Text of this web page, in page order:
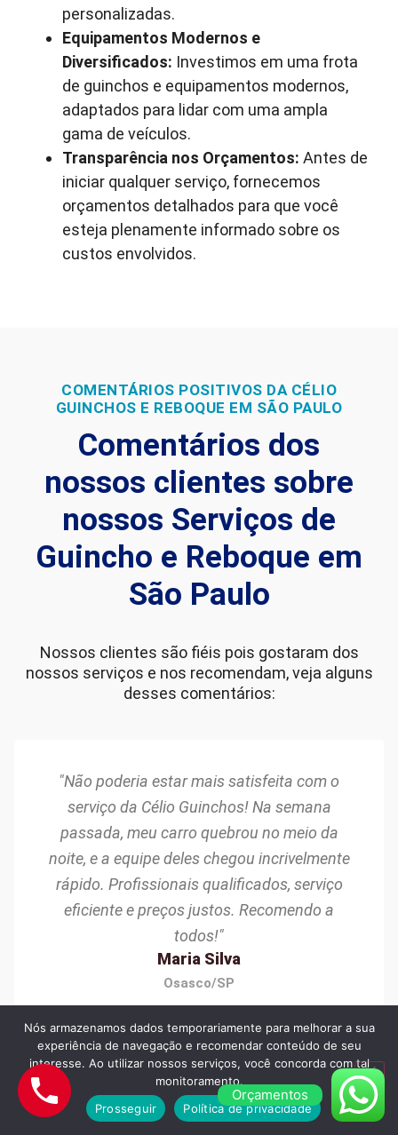
personalizadas.
Equipamentos Modernos e
Diversificados: Investimos em uma frota
de guinchos e equipamentos modernos,
adaptados para lidar com uma ampla
gama de veículos.
Transparência nos Orçamentos: Antes de
iniciar qualquer serviço, fornecemos
orçamentos detalhados para que você
esteja plenamente informado sobre os
custos envolvidos.
COMENTÁRIOS POSITIVOS DA CÉLIO
GUINCHOS E REBOQUE EM SÃO PAULO
Comentários dos
nossos clientes sobre
nossos Serviços de
Guincho e Reboque em
São Paulo
Nossos clientes são fiéis pois gostaram dos
nossos serviços e nos recomendam, veja alguns
desses comentários:
"Não poderia estar mais satisfeita com o
serviço da Célio Guinchos! Na semana
passada, meu carro quebrou no meio da
noite, e a equipe deles chegou incrivelmente
rápido. Profissionais qualificados, serviço
eficiente e preços justos. Recomendo a
todos!"
Maria Silva
Osasco/SP
Orçamentos
Nós armazenamos dados temporariamente para melhorar a sua
experiência de navegação e recomendar conteúdo de seu
interesse. Ao utilizar nossos serviços, você concorda com tal
monitoramento.
Prosseguir
Política de privacidade